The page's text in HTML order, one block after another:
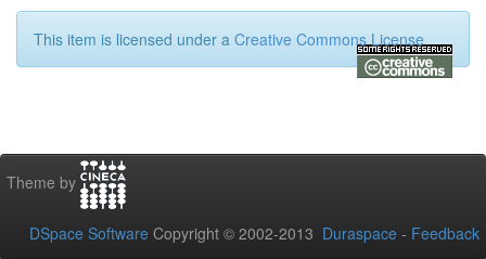
This item is licensed under a Creative Commons License
Theme by
DSpace Software Copyright © 2002-2013 Duraspace - Feedback